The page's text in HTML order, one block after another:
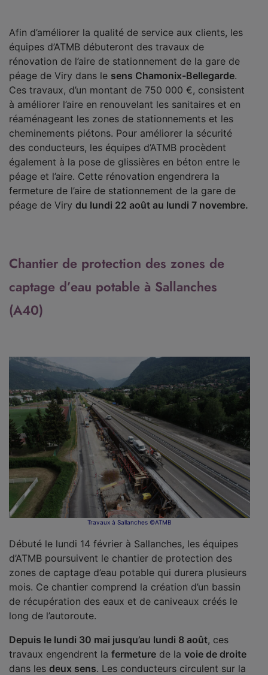
Afin d’améliorer la qualité de service aux clients, les
équipes d’ATMB débuteront des travaux de
rénovation de l’aire de stationnement de la gare de
péage de Viry dans le sens Chamonix-Bellegarde.
Ces travaux, d’un montant de 750 000 €, consistent
à améliorer l’aire en renouvelant les sanitaires et en
réaménageant les zones de stationnements et les
cheminements piétons. Pour améliorer la sécurité
des conducteurs, les équipes d’ATMB procèdent
également à la pose de glissières en béton entre le
péage et l’aire. Cette rénovation engendrera la
fermeture de l’aire de stationnement de la gare de
péage de Viry du lundi 22 août au lundi 7 novembre.
Chantier de protection des zones de
captage d’eau potable à Sallanches
(A40)
Travaux à Sallanches ©ATMB
Débuté le lundi 14 février à Sallanches, les équipes
d’ATMB poursuivent le chantier de protection des
zones de captage d’eau potable qui durera plusieurs
mois. Ce chantier comprend la création d’un bassin
de récupération des eaux et de caniveaux créés le
long de l’autoroute.
Depuis le lundi 30 mai jusqu’au lundi 8 août, ces
travaux engendrent la fermeture de la voie de droite
dans les deux sens. Les conducteurs circulent sur la